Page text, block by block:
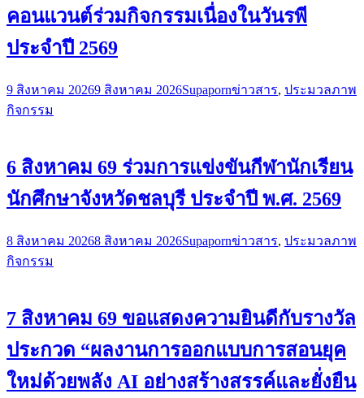
คอนแวนต์ร่วมกิจกรรมเนื่องในวันรพี
ประจำปี 2569
9 สิงหาคม 20269 สิงหาคม 2026Supapornข่าวสาร, ประมวลภาพ
กิจกรรม
6 สิงหาคม 69 ร่วมการแข่งขันกีฬานักเรียน
นักศึกษาจังหวัดชลบุรี ประจำปี พ.ศ. 2569
8 สิงหาคม 20268 สิงหาคม 2026Supapornข่าวสาร, ประมวลภาพ
กิจกรรม
7 สิงหาคม 69 ขอแสดงความยินดีกับรางวัล
ประกวด “ผลงานการออกแบบการสอนยุค
ใหม่ด้วยพลัง AI อย่างสร้างสรรค์และยั่งยืน